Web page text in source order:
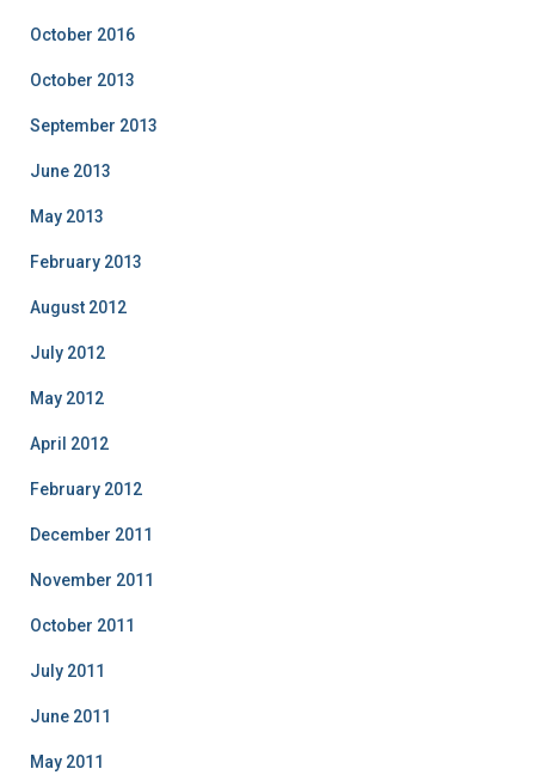
October 2016
October 2013
September 2013
June 2013
May 2013
February 2013
August 2012
July 2012
May 2012
April 2012
February 2012
December 2011
November 2011
October 2011
July 2011
June 2011
May 2011